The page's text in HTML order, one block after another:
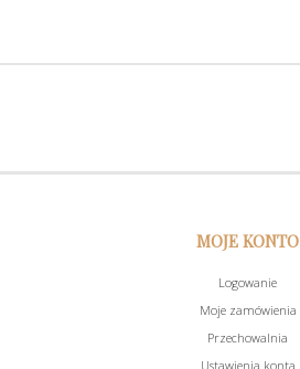
MOJE KONTO
Logowanie
Moje zamówienia
Przechowalnia
Ustawienia konta